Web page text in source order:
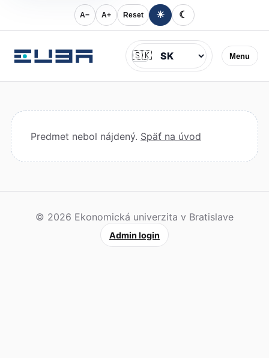
A− A+ Reset ☀ ☾
Menu
Jazyk
🇸🇰
Predmet nebol nájdený. Späť na úvod
© 2026 Ekonomická univerzita v Bratislave
Admin login